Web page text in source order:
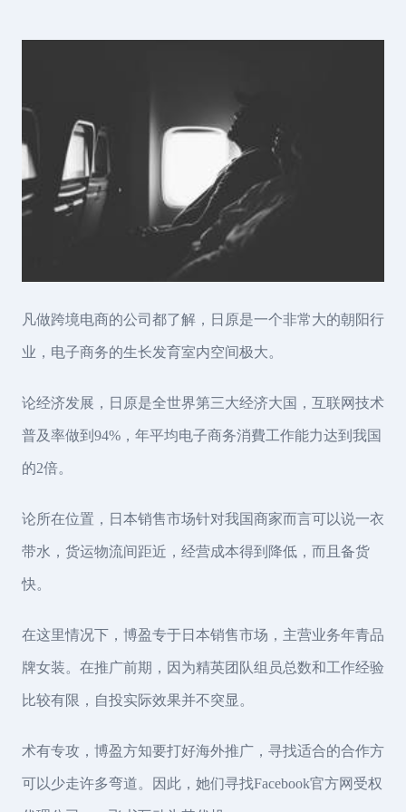
凡做跨境电商的公司都了解，日原是一个非常大的朝阳行
业，电子商务的生长发育室内空间极大。
论经济发展，日原是全世界第三大经济大国，互联网技术
普及率做到94%，年平均电子商务消費工作能力达到我国
的2倍。
论所在位置，日本销售市场针对我国商家而言可以说一衣
带水，货运物流间距近，经营成本得到降低，而且备货
快。
在这里情况下，博盈专于日本销售市场，主营业务年青品
牌女装。在推广前期，因为精英团队组员总数和工作经验
比较有限，自投实际效果并不突显。
术有专攻，博盈方知要打好海外推广，寻找适合的合作方
可以少走许多弯道。因此，她们寻找Facebook官方网受权